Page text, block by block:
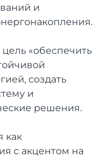
и
«обеспечить
создать
и
решения.
как
с акцентом на